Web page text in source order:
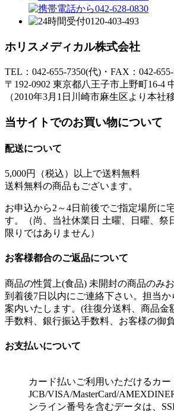
ホリスメディカル株式会社
TEL：042-655-7350(代)・FAX：042-655-
〒192-0902 東京都八王子市上野町16-4
（2010年3月1日川崎市麻生区より本社移
当サイトでのお買い物について
配送について
5,000円（税込）以上で送料無料
送料無料の商品もございます。
お申込から2～4日前後でご指定場所に
す。（尚、当社休業日 土曜、日曜、祭
限りではありません）
お客様都合のご返品について
商品の性質上(食品) 未開封の商品のみ
到着後7日以内にご連絡下さい。担当
案内いたします。(往復分送料、商品金
手数料、銀行振込手数料、お客様の御
お支払いについて
カード払いご利用いただけるカー
JCB/VISA/MasterCard/
ンライン番号を含むデータは、